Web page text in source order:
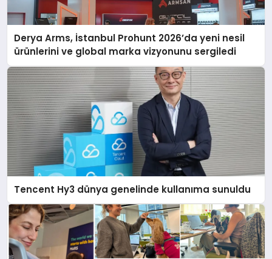
Derya Arms, İstanbul Prohunt 2026’da yeni nesil
ürünlerini ve global marka vizyonunu sergiledi
Tencent Hy3 dünya genelinde kullanıma sunuldu